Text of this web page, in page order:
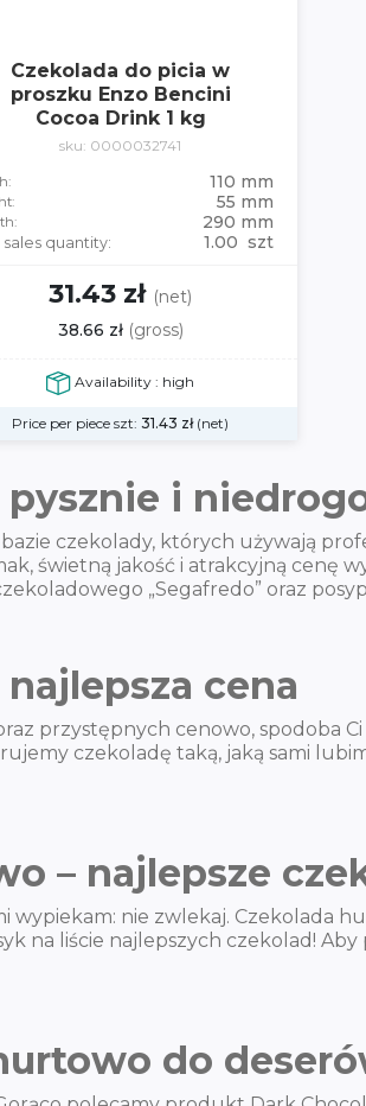
Czekolada do picia w
proszku Enzo Bencini
Cocoa Drink 1 kg
sku: 0000032741
110 mm
55 mm
290 mm
sales quantity: 1.00 szt
31.43 zł (net)
38.66 zł (gross)
Availability : high
Price per piece szt:31.43 zł(net)
i
czekolady, których używają
świetną jakość i atrakcyjną
„Segafredo” oraz
cena
przystępnych cenowo, spodoba
czekoladę taką, jaką sami
– najlepsze
wypiekam: nie zwlekaj. Czekolada
na liście najlepszych czekolad!
do